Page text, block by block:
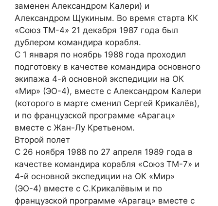
заменен Александром Калери) и
Александром Щукиным. Во время старта КК
«Союз ТМ-4» 21 декабря 1987 года был
дублером командира корабля.
С 1 января по ноябрь 1988 года проходил
подготовку в качестве командира основного
экипажа 4-й основной экспедиции на ОК
«Мир» (ЭО-4), вместе с Александром Калери
(которого в марте сменил Сергей Крикалёв),
и по французской программе «Арагац»
вместе с Жан-Лу Кретьеном.
Второй полет
С 26 ноября 1988 по 27 апреля 1989 года в
качестве командира корабля «Союз ТМ-7» и
4-й основной экспедиции на ОК «Мир»
(ЭО-4) вместе с С.Крикалёвым и по
французской программе «Арагац» вместе с